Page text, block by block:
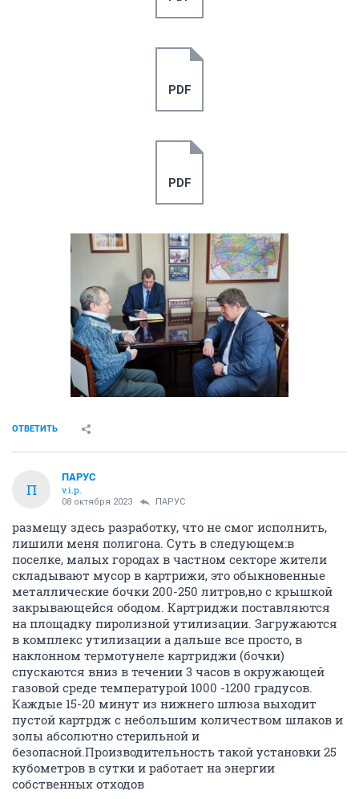
PDF
PDF
ОТВЕТИТЬ
П
ПАРУС
v.i.p.
08 октября 2023 ПАРУС
размещу здесь разработку, что не смог исполнить,
лишили меня полигона. Суть в следующем:в
поселке, малых городах в частном секторе жители
складывают мусор в картрижи, это обыкновенные
металлические бочки 200-250 литров,но с крышкой
закрывающейся ободом. Картриджи поставляются
на площадку пиролизной утилизации. Загружаются
в комплекс утилизации а дальше все просто, в
наклонном термотунеле картриджи (бочки)
спускаются вниз в течении 3 часов в окружающей
газовой среде температурой 1000 -1200 градусов.
Каждые 15-20 минут из нижнего шлюза выходит
пустой картрдж с небольшим количеством шлаков и
золы абсолютно стерильной и
безопасной.Производительность такой установки 25
кубометров в сутки и работает на энергии
собственных отходов